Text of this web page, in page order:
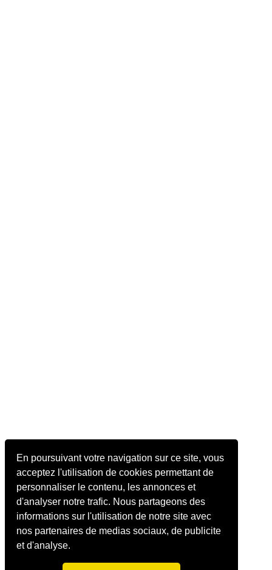
En poursuivant votre navigation sur ce site, vous
acceptez l'utilisation de cookies permettant de
personnaliser le contenu, les annonces et
d'analyser notre trafic. Nous partageons des
informations sur l'utilisation de notre site avec
nos partenaires de medias sociaux, de publicite
et d'analyse.